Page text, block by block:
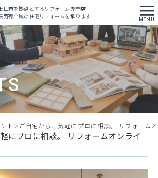
上田市を拠点とするリフォーム専門店
野県全域の住宅リフォームを承ります
ト ご自宅から、気軽にプロに相談。 リフォーム
にプロに相談。 リフォームオンライ